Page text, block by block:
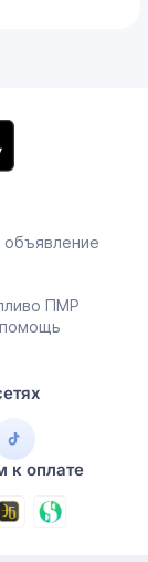
объявление
ПМР
к оплате